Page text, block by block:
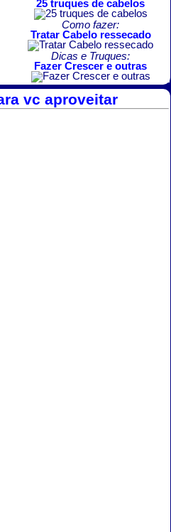
25 truques de cabelos
Como fazer:
Tratar Cabelo ressecado
Dicas e Truques:
Fazer Crescer e outras
vc aproveitar